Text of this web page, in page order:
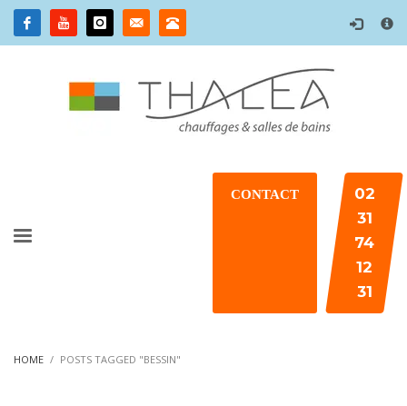
×
CONTACT
02
31
74
12
31
HOME POSTS TAGGED "BESSIN"